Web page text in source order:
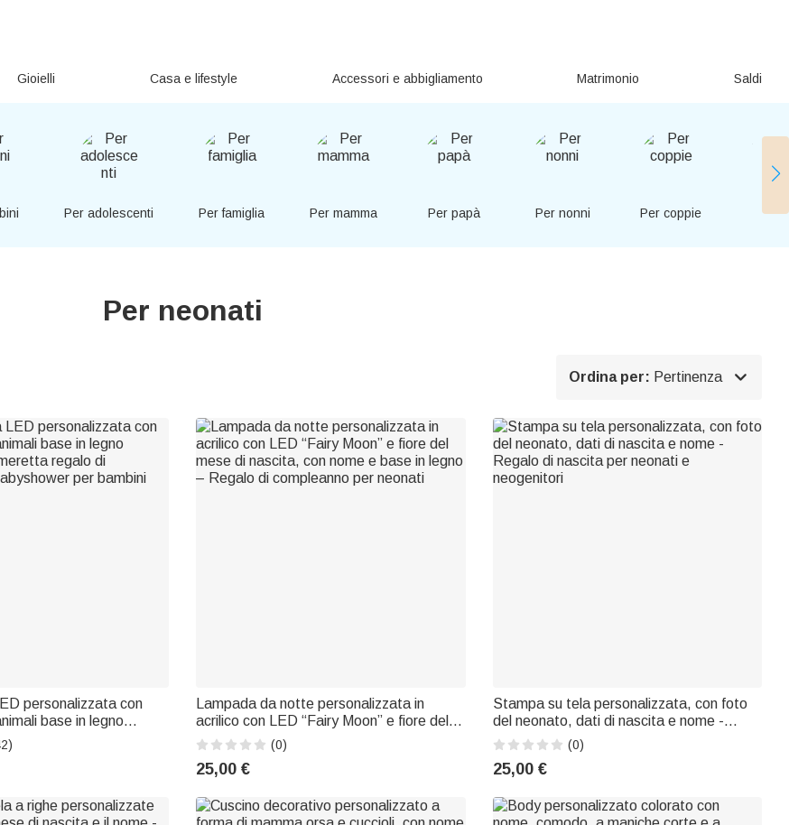
Gioielli Casa e lifestyle Accessori e abbigliamento Matrimonio Saldi
Per adolescenti Per famiglia Per mamma Per papà Per nonni Per coppie Per
Per neonati
Ordina per: Pertinenza 
personalizzata con
base in legno
regalo di
per bambini
Lampada da notte personalizzata in
acrilico con LED “Fairy Moon” e fiore del
mese di nascita, con nome e base in legno
– Regalo di compleanno per neonati
(0)
25,00 €
Stampa su tela personalizzata, con foto
del neonato, dati di nascita e nome -
Regalo di nascita per neonati e
neogenitori
(0)
25,00 €